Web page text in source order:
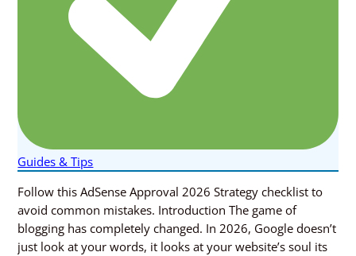
Guides & Tips
Follow this AdSense Approval 2026 Strategy checklist to
avoid common mistakes. Introduction The game of
blogging has completely changed. In 2026, Google doesn’t
just look at your words, it looks at your website’s soul its